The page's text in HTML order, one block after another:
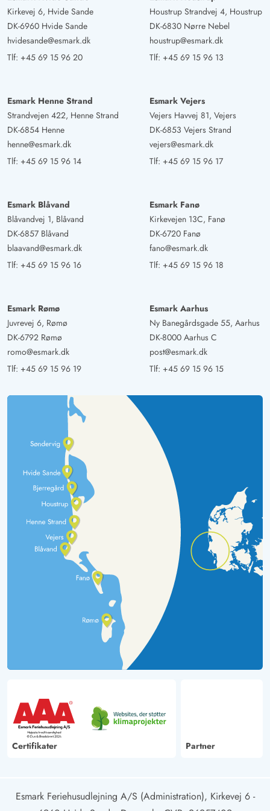
Det lille værelse på første sal var perfekt til vores
teenage-datter.
Nicole Mick
AI Oversat (Se oprindelig)
Vi følte os straks godt tilpas i ferieboligen. Selvom den
danske hygge manglede lidt. Til gengæld var det meget
ordentligt, særligt rent og rummelig af plads. Den sidste
renovering var lige sket. Alt er så smukt nyt.
Kirkevej 6, Hvide Sande
DK-6960 Hvide Sande
hvidesande@esmark.dk
Tlf: +45 69 15 96 20
Houstrup Strandvej 4, Houstrup
DK-6830 Nørre Nebel
houstrup@esmark.dk
Tlf: +45 69 15 96 13
Esmark Henne Strand
Strandvejen 422, Henne Strand
DK-6854 Henne
henne@esmark.dk
Tlf: +45 69 15 96 14
Esmark Vejers
Vejers Havvej 81, Vejers
DK-6853 Vejers Strand
vejers@esmark.dk
Tlf: +45 69 15 96 17
Esmark Blåvand
Blåvandvej 1, Blåvand
DK-6857 Blåvand
blaavand@esmark.dk
Tlf: +45 69 15 96 16
Esmark Fanø
Kirkevejen 13C, Fanø
DK-6720 Fanø
fano@esmark.dk
Tlf: +45 69 15 96 18
Esmark Rømø
Juvrevej 6, Rømø
DK-6792 Rømø
romo@esmark.dk
Tlf: +45 69 15 96 19
Esmark Aarhus
Ny Banegårdsgade 55, Aarhus
DK-8000 Aarhus C
post@esmark.dk
Tlf: +45 69 15 96 15
Certifikater Partner
Esmark Feriehusudlejning A/S (Administration), Kirkevej 6 -